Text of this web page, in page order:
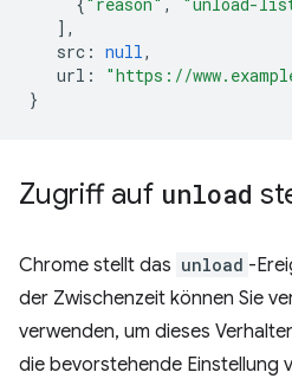
],
src : null,
url :
"https://
}
Zugriff auf unload
Chrome stellt das unload -
der Zwischenzeit können Sie
verwenden, um dieses
die bevorstehende Einstellung